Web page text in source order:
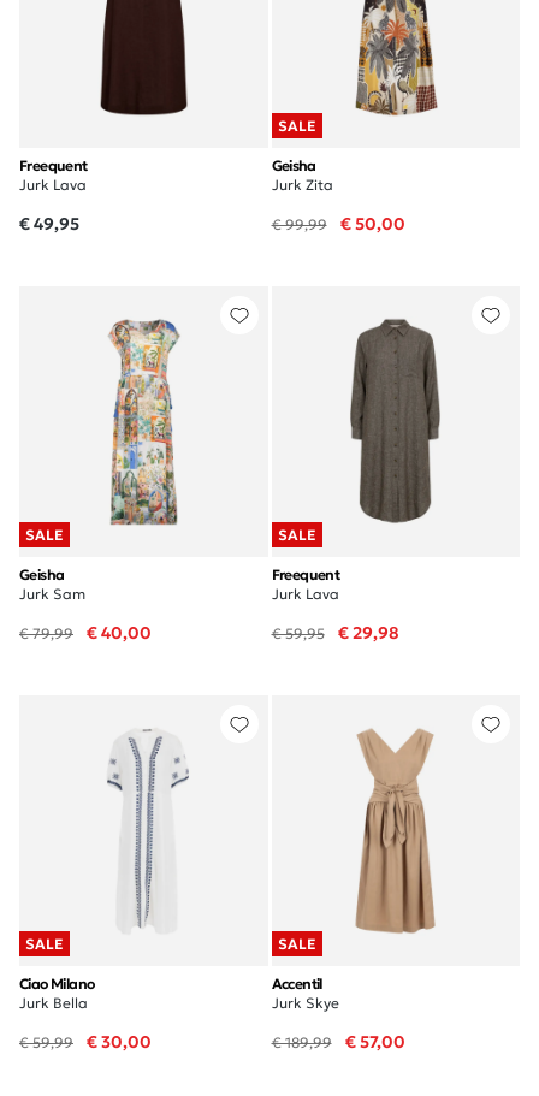
Freequent
Jurk Lava
€ 49,95
SALE
Geisha
Jurk Zita
€ 99,99 € 50,00
SALE
Geisha
Jurk Sam
€ 79,99 € 40,00
SALE
Freequent
Jurk Lava
€ 59,95 € 29,98
SALE
Ciao Milano
Jurk Bella
€ 59,99 € 30,00
SALE
Accentil
Jurk Skye
€ 189,99 € 57,00